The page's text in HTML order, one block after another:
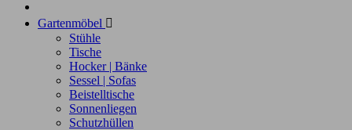
Gartenmöbel 
Stühle
Tische
Hocker | Bänke
Sessel | Sofas
Beistelltische
Sonnenliegen
Schutzhüllen